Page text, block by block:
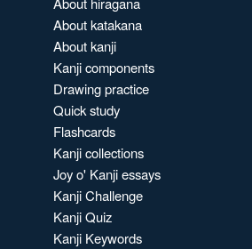
About katakana
About kanji
Kanji components
Drawing practice
Quick study
Flashcards
Kanji collections
Joy o' Kanji essays
Kanji Challenge
Kanji Quiz
Kanji Keywords